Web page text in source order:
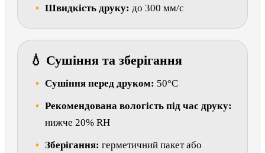
Швидкість друку: до 300 мм/с
💧 Сушіння та зберігання
Сушіння перед друком: 50°C
Рекомендована вологість під час друку:
нижче 20% RH
Зберігання: герметичний пакет або